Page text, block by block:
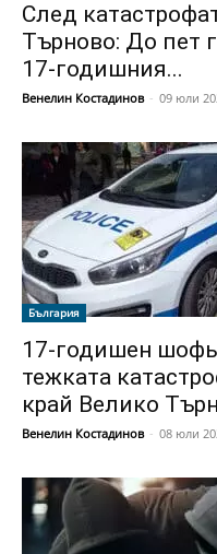
След
Търново: До пет
17-годишния...
Венелин Костадинов - 09 юли
България
17-годишен
тежката
край Велико
Венелин Костадинов - 08 юли